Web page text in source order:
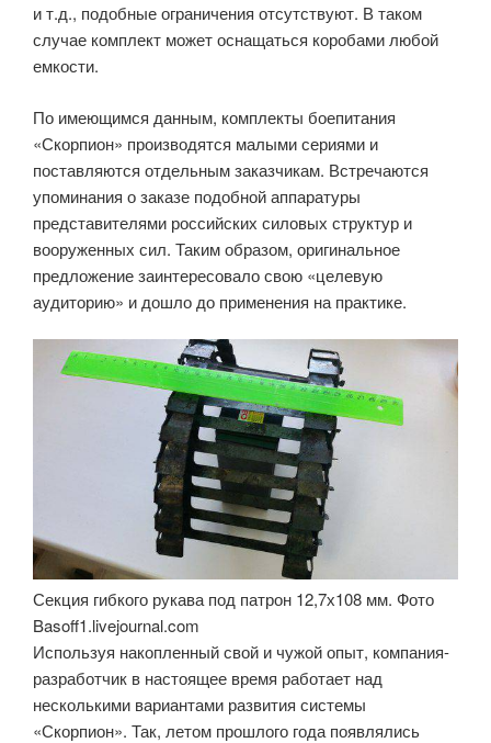
и т.д., подобные ограничения отсутствуют. В таком
случае комплект может оснащаться коробами любой
емкости.
По имеющимся данным, комплекты боепитания
«Скорпион» производятся малыми сериями и
поставляются отдельным заказчикам. Встречаются
упоминания о заказе подобной аппаратуры
представителями российских силовых структур и
вооруженных сил. Таким образом, оригинальное
предложение заинтересовало свою «целевую
аудиторию» и дошло до применения на практике.
Секция гибкого рукава под патрон 12,7х108 мм. Фото
Basoff1.livejournal.com
Используя накопленный свой и чужой опыт, компания-
разработчик в настоящее время работает над
несколькими вариантами развития системы
«Скорпион». Так, летом прошлого года появлялись